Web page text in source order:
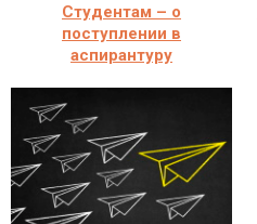
Студентам – о
поступлении в
аспирантуру